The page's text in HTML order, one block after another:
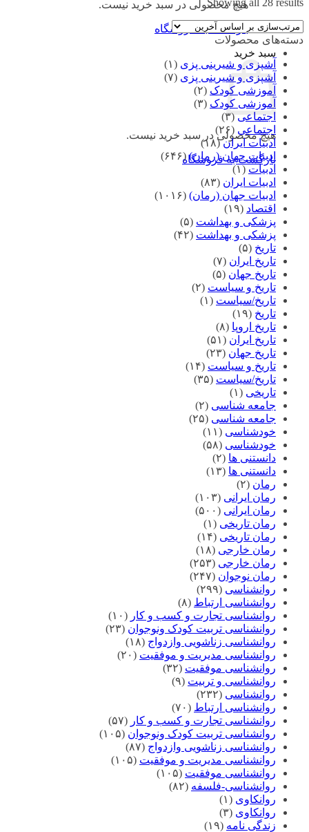
هیچ محصولی در سبد خرید نیست.
بازگشت به فروشگاه
سبد خرید
هیچ محصولی در سبد خرید نیست.
بازگشت به فروشگاه
Showing all 28 results
by
latest
دسته‌های محصولات
آشپزی و شیرینی پزی (۱)
آشپزی و شیرینی پزی (۷)
آموزشی کودک (۲)
آموزشی کودک (۳)
اجتماعی (۳)
اجتماعی (۲۶)
ادبیات ایران (۱۸)
ادبیات جهان (رمان) (۶۴۶)
ادبیات (۱)
ادبیات ایران (۸۳)
ادبیات جهان (رمان) (۱۰۱۶)
اقتصاد (۱۹)
پزشکی و بهداشت (۵)
پزشکی و بهداشت (۴۲)
تاریخ (۵)
تاریخ ایران (۷)
تاریخ جهان (۵)
تاریخ و سیاست (۲)
تاریخ/سیاست (۱)
تاریخ (۱۹)
تاریخ اروپا (۸)
تاریخ ایران (۵۱)
تاریخ جهان (۲۳)
تاریخ و سیاست (۱۴)
تاریخ/سیاست (۳۵)
تاریخی (۱)
جامعه شناسی (۲)
جامعه شناسی (۲۵)
خودشناسی (۱۱)
خودشناسی (۵۸)
دانستنی ها (۲)
دانستنی ها (۱۳)
رمان (۲)
رمان ایرانی (۱۰۳)
رمان ایرانی (۵۰۰)
رمان تاریخی (۱)
رمان تاریخی (۱۴)
رمان خارجی (۱۸)
رمان خارجی (۲۵۳)
رمان نوجوان (۲۴۷)
روانشناسی (۲۹۹)
روانشناسی ارتباط (۸)
روانشناسی تجارت و کسب و کار (۱۰)
روانشناسی تربیت کودک ونوجوان (۲۳)
روانشناسی زناشویی وازدواج (۱۸)
روانشناسی مدیریت و موفقیت (۲۰)
روانشناسی موفقیت (۳۲)
روانشناسی و تربیت (۹)
روانشناسی (۲۳۲)
روانشناسی ارتباط (۷۰)
روانشناسی تجارت و کسب و کار (۵۷)
روانشناسی تربیت کودک ونوجوان (۱۰۵)
روانشناسی زناشویی وازدواج (۸۷)
روانشناسی مدیریت و موفقیت (۱۰۵)
روانشناسی موفقیت (۱۰۵)
روانشناسی-فلسفه (۸۲)
روانکاوی (۱)
روانکاوی (۳)
زندگی نامه (۱۹)